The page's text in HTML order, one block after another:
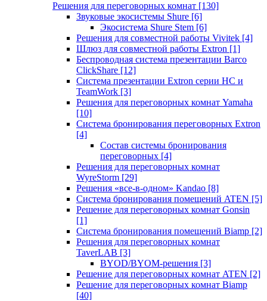
Решения для переговорных комнат [130]
Звуковые экосистемы Shure [6]
Экосистема Shure Stem [6]
Решения для совместной работы Vivitek [4]
Шлюз для совместной работы Extron [1]
Беспроводная система презентации Barco
ClickShare [12]
Система презентации Extron серии HC и
TeamWork [3]
Решения для переговорных комнат Yamaha
[10]
Система бронирования переговорных Extron
[4]
Состав системы бронирования
переговорных [4]
Решения для переговорных комнат
WyreStorm [29]
Решения «все-в-одном» Kandao [8]
Система бронирования помещений ATEN [5]
Решение для переговорных комнат Gonsin
[1]
Система бронирования помещений Biamp [2]
Решения для переговорных комнат
TaverLAB [3]
BYOD/BYOM-решения [3]
Решение для переговорных комнат ATEN [2]
Решение для переговорных комнат Biamp
[40]